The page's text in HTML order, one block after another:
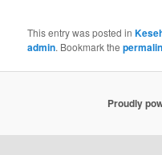
This entry was posted in
admin. Bookmark the
Proudly